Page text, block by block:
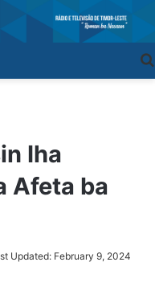
Iha
Afeta ba
Updated: February 9, 2024